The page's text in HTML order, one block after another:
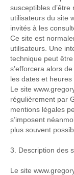
susceptibles
utilisateurs du site
invités à les
Ce site est
utilisateurs. Une
technique peut
s’efforcera alors
les dates et heures
Le site
régulièrement par
mentions légales
s’imposent
plus souvent
3. Description des
Le site